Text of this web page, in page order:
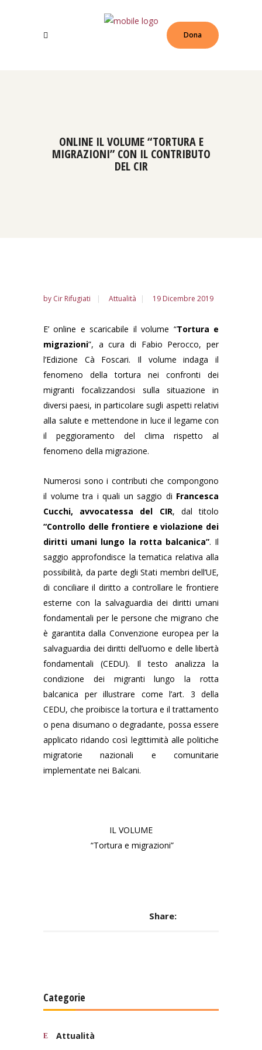
Dona
ONLINE IL VOLUME “TORTURA E
MIGRAZIONI” CON IL CONTRIBUTO
DEL CIR
by Cir Rifugiati Attualità 19 Dicembre 2019
E’ online e scaricabile il volume “Tortura e
migrazioni”, a cura di Fabio Perocco, per
l’Edizione Cà Foscari. Il volume indaga il
fenomeno della tortura nei confronti dei
migranti focalizzandosi sulla situazione in
diversi paesi, in particolare sugli aspetti relativi
alla salute e mettendone in luce il legame con
il peggioramento del clima rispetto al
fenomeno della migrazione.
Numerosi sono i contributi che compongono
il volume tra i quali un saggio di Francesca
Cucchi, avvocatessa del CIR, dal titolo
“Controllo delle frontiere e violazione dei
diritti umani lungo la rotta balcanica”. Il
saggio approfondisce la tematica relativa alla
possibilità, da parte degli Stati membri dell’UE,
di conciliare il diritto a controllare le frontiere
esterne con la salvaguardia dei diritti umani
fondamentali per le persone che migrano che
è garantita dalla Convenzione europea per la
salvaguardia dei diritti dell’uomo e delle libertà
fondamentali (CEDU). Il testo analizza la
condizione dei migranti lungo la rotta
balcanica per illustrare come l’art. 3 della
CEDU, che proibisce la tortura e il trattamento
o pena disumano o degradante, possa essere
applicato ridando così legittimità alle politiche
migratorie nazionali e comunitarie
implementate nei Balcani.
IL VOLUME
“Tortura e migrazioni”
Share:
Categorie
Attualità